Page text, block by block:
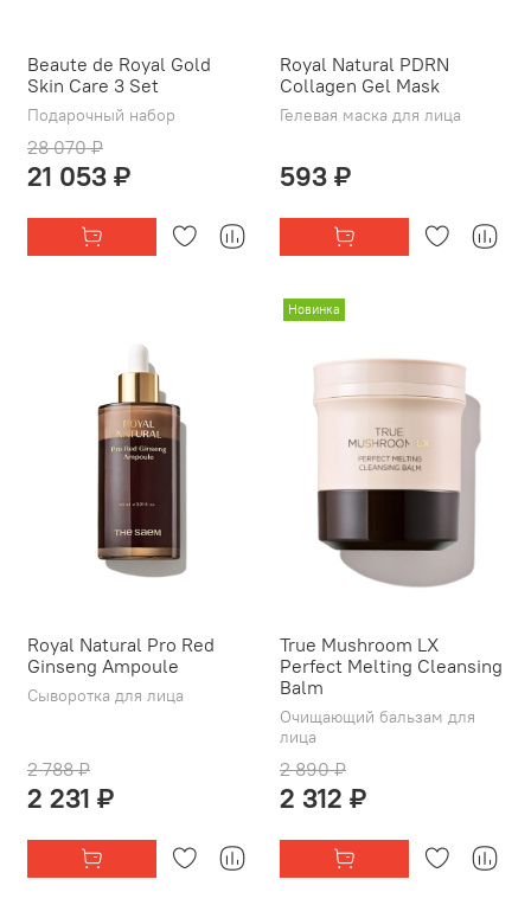
Beaute de Royal Gold
Skin Care 3 Set
Подарочный набор
28 070 ₽
21 053 ₽
Royal Natural PDRN
Collagen Gel Mask
Гелевая маска для лица
593 ₽
Royal Natural Pro Red
Ginseng Ampoule
Сыворотка для лица
2 788 ₽
2 231 ₽
Новинка
True Mushroom LX
Perfect Melting Cleansing
Balm
Очищающий бальзам для
лица
2 890 ₽
2 312 ₽